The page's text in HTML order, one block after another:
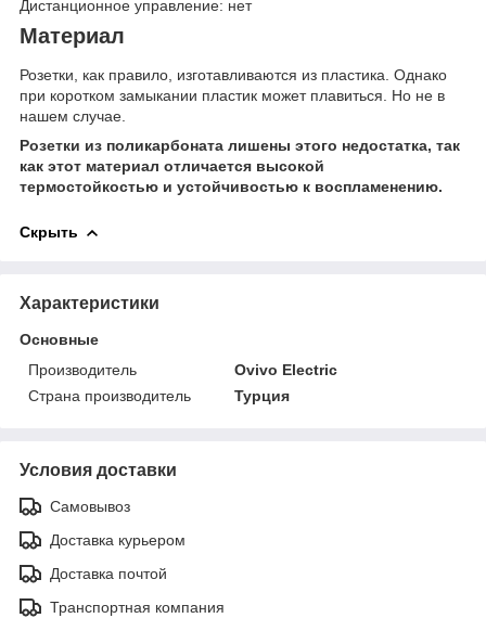
Дистанционное управление: нет
Материал
Розетки, как правило, изготавливаются из пластика. Однако
при коротком замыкании пластик может плавиться. Но не в
нашем случае.
Розетки из поликарбоната лишены этого недостатка, так
как этот материал отличается высокой
термостойкостью и устойчивостью к воспламенению.
Скрыть
Характеристики
Основные
Производитель
Ovivo Electric
Страна производитель
Турция
Условия доставки
Самовывоз
Доставка курьером
Доставка почтой
Транспортная компания